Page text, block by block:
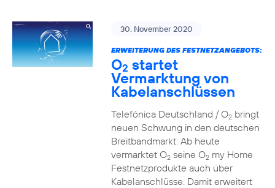
30. November 2020
ERWEITERUNG DES FESTNETZANGEBOTS:
O2 startet
Vermarktung von
Kabelanschlüssen
Telefónica Deutschland / O2bringt
neuen Schwung in den deutschen
Breitbandmarkt: Ab heute
vermarktet O2seine O2my Home
Festnetzprodukte auch über
Kabelanschlüsse. Damit erweitert